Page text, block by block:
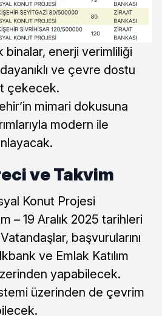
binalar, enerji verimliliği
ve çevre dostu
çekecek.
mimari dokusuna
modern ile
ve Takvim
Konut Projesi
– 19 Aralık 2025 tarihleri
başvurularını
ve Emlak Katılım
yapabilecek.
üzerinden de çevrim